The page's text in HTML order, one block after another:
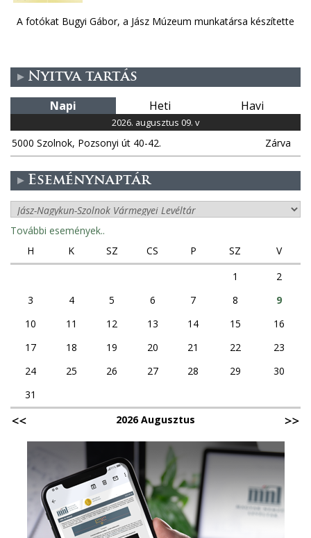
A fotókat Bugyi Gábor, a Jász Múzeum munkatársa készítette
Nyitva tartás
Napi Heti Havi
2026. augusztus 09. v
5000 Szolnok, Pozsonyi út 40-42. Zárva
Eseménynaptár
További események..
H
K SZ CS P SZ
V
1
2
3
4 5 6 7 8
9
10
11 12 13 14 15
16
17
18 19 20 21 22
23
24
25 26 27 28 29
30
31
2026 Augusztus